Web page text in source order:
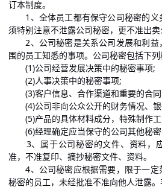
订本制度。
1、全体员工都有保守公司秘密的义
须特别注意不泄露公司秘密，更不准出卖
2、公司秘密是关系公司发展和利益
围的员工知悉的事项。公司秘密包括下列
(1)公司经营发展决策中的秘密事项;
(2)人事决策中的秘密事项;
(3)客户信息、合作渠道和重要的合同
(4)公司非向公众公开的财务情况、银
(5)产品的具体材料成分，特殊制作工
(6)经理确定应当保守的公司其他秘密
3、属于公司秘密的文件、资料，
准，不准复印、摘抄秘密文件、资料。
4、公司秘密应根据需要，限于一定
秘密的员工，未经批准不准向他人泄露